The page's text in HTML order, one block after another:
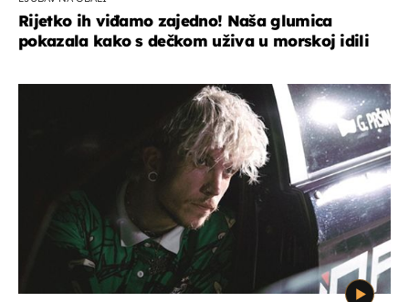
Rijetko ih viđamo zajedno! Naša glumica
pokazala kako s dečkom uživa u morskoj idili